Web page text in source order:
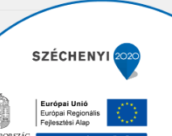
All Rights Reserved.
the Hueman theme